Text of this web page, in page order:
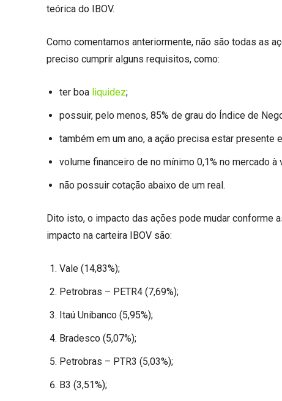
teórica do IBOV.
Como comentamos anteriormente, não são todas as
preciso cumprir alguns requisitos, como:
ter boa liquidez;
possuir, pelo menos, 85% de grau do Índice de
também em um ano, a ação precisa estar presente
volume financeiro de no mínimo 0,1% no mercado
não possuir cotação abaixo de um real.
Dito isto, o impacto das ações pode mudar conforme
impacto na carteira IBOV são:
Vale (14,83%);
Petrobras – PETR4 (7,69%);
Itaú Unibanco (5,95%);
Bradesco (5,07%);
Petrobras – PTR3 (5,03%);
B3 (3,51%);